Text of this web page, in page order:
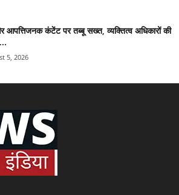
आपत्तिजनक कंटेंट पर तब्बू सख्त, व्यक्तित्व अधिकारों की
5, 2026